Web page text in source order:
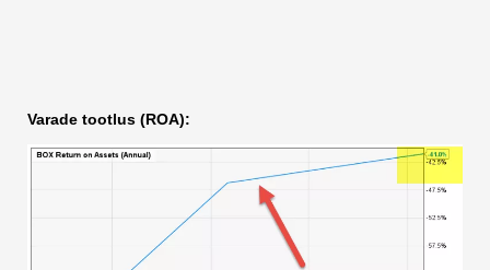
Varade tootlus (ROA):